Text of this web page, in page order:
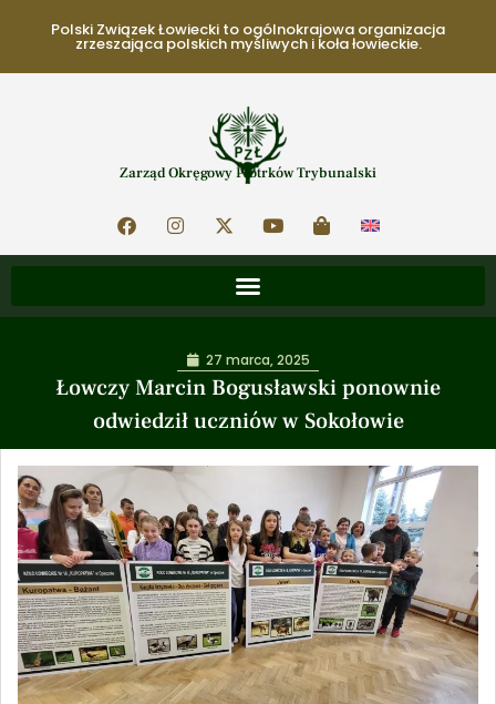
Polski Związek Łowiecki to ogólnokrajowa organizacja
zrzeszająca polskich myśliwych i koła łowieckie.
Zarząd Okręgowy Piotrków Trybunalski
Łowczy Marcin Bogusławski ponownie
odwiedził uczniów w Sokołowie
27 marca, 2025